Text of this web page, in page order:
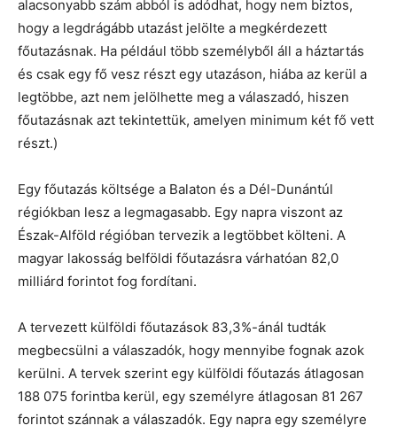
alacsonyabb szám abból is adódhat, hogy nem biztos,
hogy a legdrágább utazást jelölte a megkérdezett
főutazásnak. Ha például több személyből áll a háztartás
és csak egy fő vesz részt egy utazáson, hiába az kerül a
legtöbbe, azt nem jelölhette meg a válaszadó, hiszen
főutazásnak azt tekintettük, amelyen minimum két fő vett
részt.)
Egy főutazás költsége a Balaton és a Dél-Dunántúl
régiókban lesz a legmagasabb. Egy napra viszont az
Észak-Alföld régióban tervezik a legtöbbet költeni. A
magyar lakosság belföldi főutazásra várhatóan 82,0
milliárd forintot fog fordítani.
A tervezett külföldi főutazások 83,3%-ánál tudták
megbecsülni a válaszadók, hogy mennyibe fognak azok
kerülni. A tervek szerint egy külföldi főutazás átlagosan
188 075 forintba kerül, egy személyre átlagosan 81 267
forintot szánnak a válaszadók. Egy napra egy személyre